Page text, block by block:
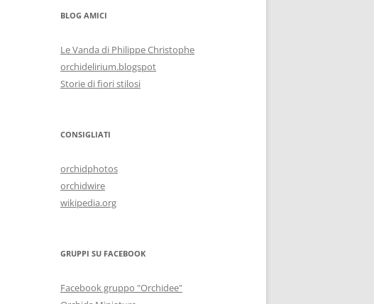
BLOG AMICI
Le Vanda di Philippe Christophe
orchidelirium.blogspot
Storie di fiori stilosi
CONSIGLIATI
orchidphotos
orchidwire
wikipedia.org
GRUPPI SU FACEBOOK
Facebook gruppo "Orchidee"